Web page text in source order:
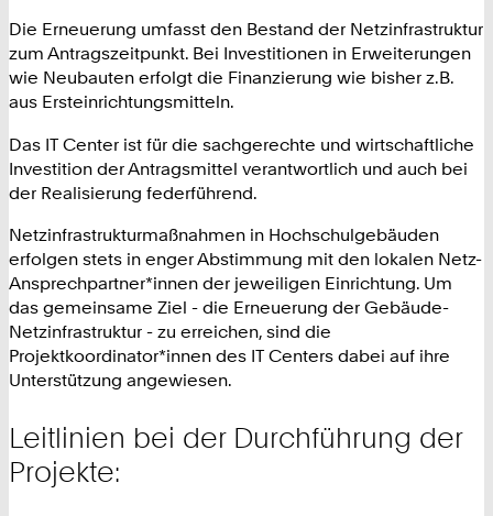
Die Erneuerung umfasst den Bestand der Netzinfrastruktur
zum Antragszeitpunkt. Bei Investitionen in Erweiterungen
wie Neubauten erfolgt die Finanzierung wie bisher z.B.
aus Ersteinrichtungsmitteln.
Das IT Center ist für die sachgerechte und wirtschaftliche
Investition der Antragsmittel verantwortlich und auch bei
der Realisierung federführend.
Netzinfrastrukturmaßnahmen in Hochschulgebäuden
erfolgen stets in enger Abstimmung mit den lokalen Netz-
Ansprechpartner*innen der jeweiligen Einrichtung. Um
das gemeinsame Ziel - die Erneuerung der Gebäude-
Netzinfrastruktur - zu erreichen, sind die
Projektkoordinator*innen des IT Centers dabei auf ihre
Unterstützung angewiesen.
Leitlinien bei der Durchführung der
Projekte: